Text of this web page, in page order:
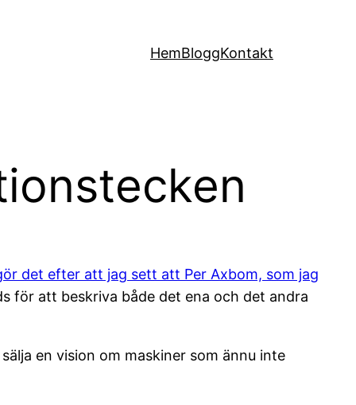
HemBloggKontakt
det efter att jag sett att Per Axbom, som jag
för att beskriva både det ena och det andra
en vision om maskiner som ännu inte